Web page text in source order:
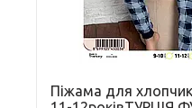
Піжама для